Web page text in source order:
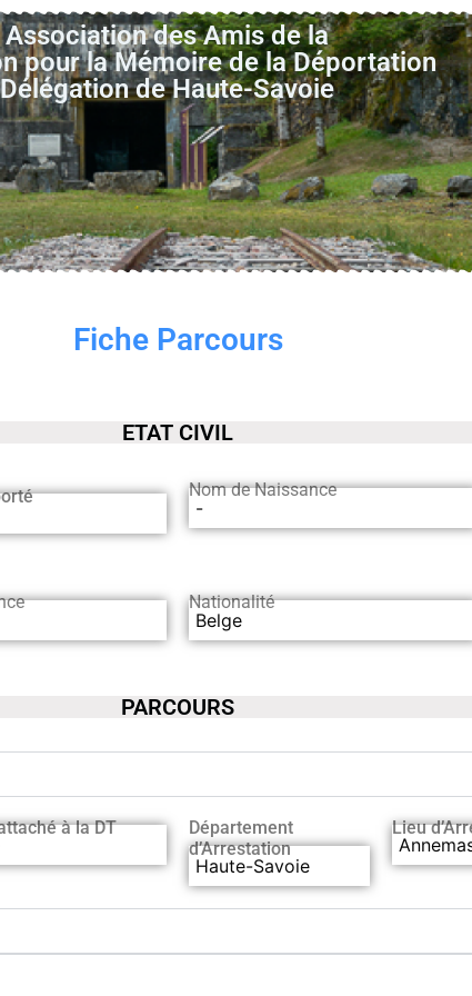
Association des Amis de la
pour la Mémoire de la Déportation
Délégation de Haute-Savoie
Fiche Parcours
ETAT CIVIL
Nom de Naissance
-
Nationalité
Belge
PARCOURS
à la DT
Département
d’Arrestation
Haute-Savoie
Lieu